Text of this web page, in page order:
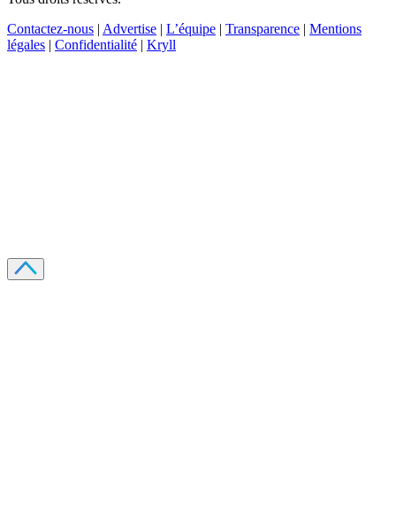
Contactez-nous | Advertise | L’équipe | Transparence | Mentions
légales | Confidentialité | Kryll